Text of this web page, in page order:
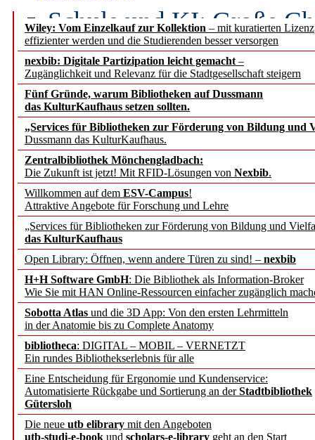
Wiley: Vom Einzelkauf zur Kollektion – mit kuratierten
effizienter werden und die Studierenden besser versorgen
nexbib: Digitale Partizipation leicht gemacht –
Zugänglichkeit und Relevanz für die Stadtgesellschaft steigern
Fünf Gründe, warum Bibliotheken auf Dussmann
das KulturKaufhaus setzen sollten.
„Services für Bibliotheken zur Förderung von Bildung und
Dussmann das KulturKaufhaus.
Zentralbibliothek Mönchengladbach:
Die Zukunft ist jetzt! Mit RFID-Lösungen von Nexbib.
Willkommen auf dem ESV-Campus!
Attraktive Angebote für Forschung und Lehre
„Services für Bibliotheken zur Förderung von Bildung und
das KulturKaufhaus
Open Library: Öffnen, wenn andere Türen zu sind! – nexbib
H+H Software GmbH: Die Bibliothek als Information-Broker
Wie Sie mit HAN Online-Ressourcen einfacher zugänglich
Sobotta Atlas und die 3D App: Von den ersten Lehrmitteln
in der Anatomie bis zu Complete Anatomy
bibliotheca: DIGITAL – MOBIL – VERNETZT
Ein rundes Bibliothekserlebnis für alle
Eine Entscheidung für Ergonomie und Kundenservice:
Automatisierte Rückgabe und Sortierung an derStadtbibliothek
Gütersloh
Die neue utb elibrary mit den Angeboten
utb-studi-e-book und scholars-e-library geht an den Start
Schule und KI: Große
Voraussetzungen
Erfolgreiches erstes
Segment Research –
angepasst
konstruktiv!
Mohr Siebeck
und die Zeitschrift für
Francke Attempto
EBSCO Information
Recherchefunktionen in
Sorbisches Institut neu
Geschichte und